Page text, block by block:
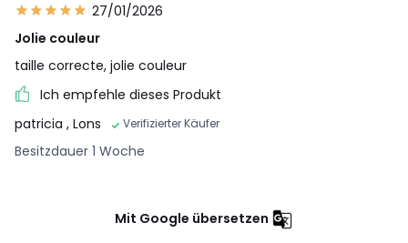
27/01/2026
Jolie couleur
taille correcte, jolie couleur
Ich empfehle dieses Produkt
patricia , Lons Verifizierter Käufer
Besitzdauer 1 Woche
Mit Google übersetzen